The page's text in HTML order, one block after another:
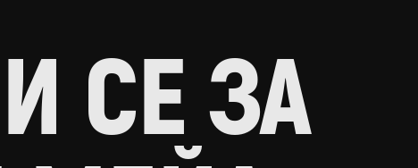
СЕ ЗА